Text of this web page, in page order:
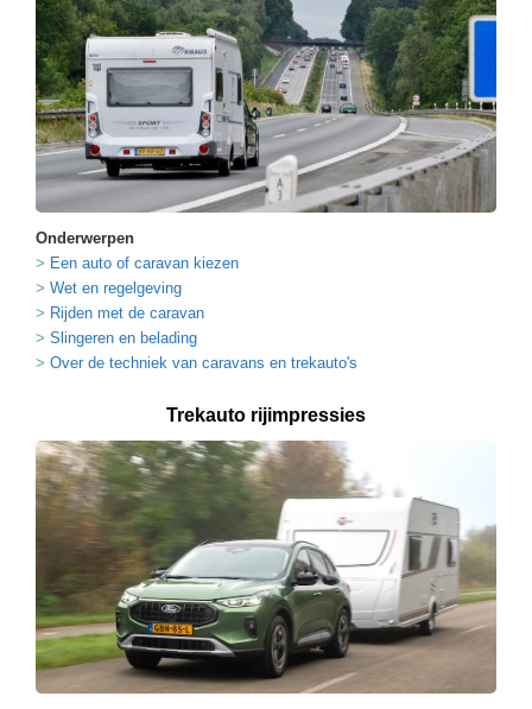
Onderwerpen
Een auto of caravan kiezen
Wet en regelgeving
Rijden met de caravan
Slingeren en belading
Over de techniek van caravans en trekauto's
Trekauto rijimpressies